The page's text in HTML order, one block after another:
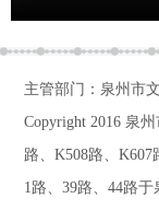
主管部门：泉州市
Copyright 2016 泉
路、K508路、
1路、39路、44路